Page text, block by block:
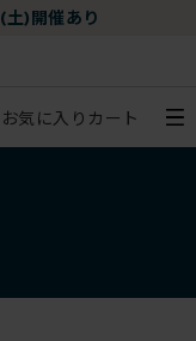
(土)開催あり
お気に入り カート